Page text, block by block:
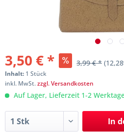
3,50 € * 3,99 € *
Inhalt: 1 Stück
inkl. MwSt.zzgl. Versandkosten
Auf Lager, Lieferzeit 1-2
In